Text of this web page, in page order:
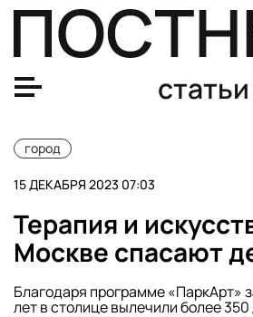
статьи
город
15 ДЕКАБРЯ 2023 07:03
Терапия и
Москве спасают
Благодаря программе «ПаркАрт»
лет в столице вылечили более
Как отправить письмо Деду